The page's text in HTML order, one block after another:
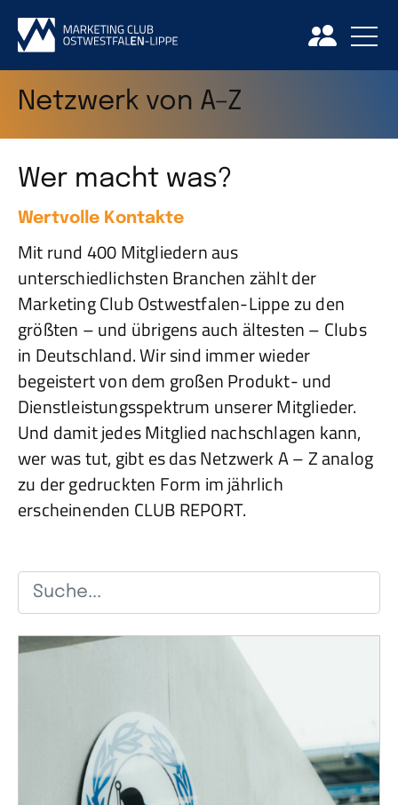
Netzwerk von A–Z
Wer macht was?
Wertvolle Kontakte
Mit rund 400 Mitgliedern aus
unterschiedlichsten Branchen zählt der
Marketing Club Ostwestfalen-Lippe zu den
größten – und übrigens auch ältesten – Clubs
in Deutschland. Wir sind immer wieder
begeistert von dem großen Produkt- und
Dienstleistungsspektrum unserer Mitglieder.
Und damit jedes Mitglied nachschlagen kann,
wer was tut, gibt es das Netzwerk A – Z analog
zu der gedruckten Form im jährlich
erscheinenden CLUB REPORT.
Marketing-Einträge durchsuchen